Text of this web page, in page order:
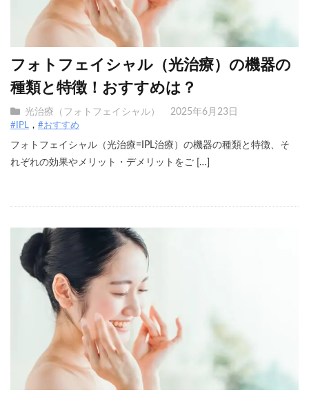
フォトフェイシャル（光治療）の機器の
種類と特徴！おすすめは？
光治療（フォトフェイシャル） 2025年6月23日
#IPL #おすすめ
フォトフェイシャル（光治療=IPL治療）の機器の種類と特徴、そ
れぞれの効果やメリット・デメリットをご […]